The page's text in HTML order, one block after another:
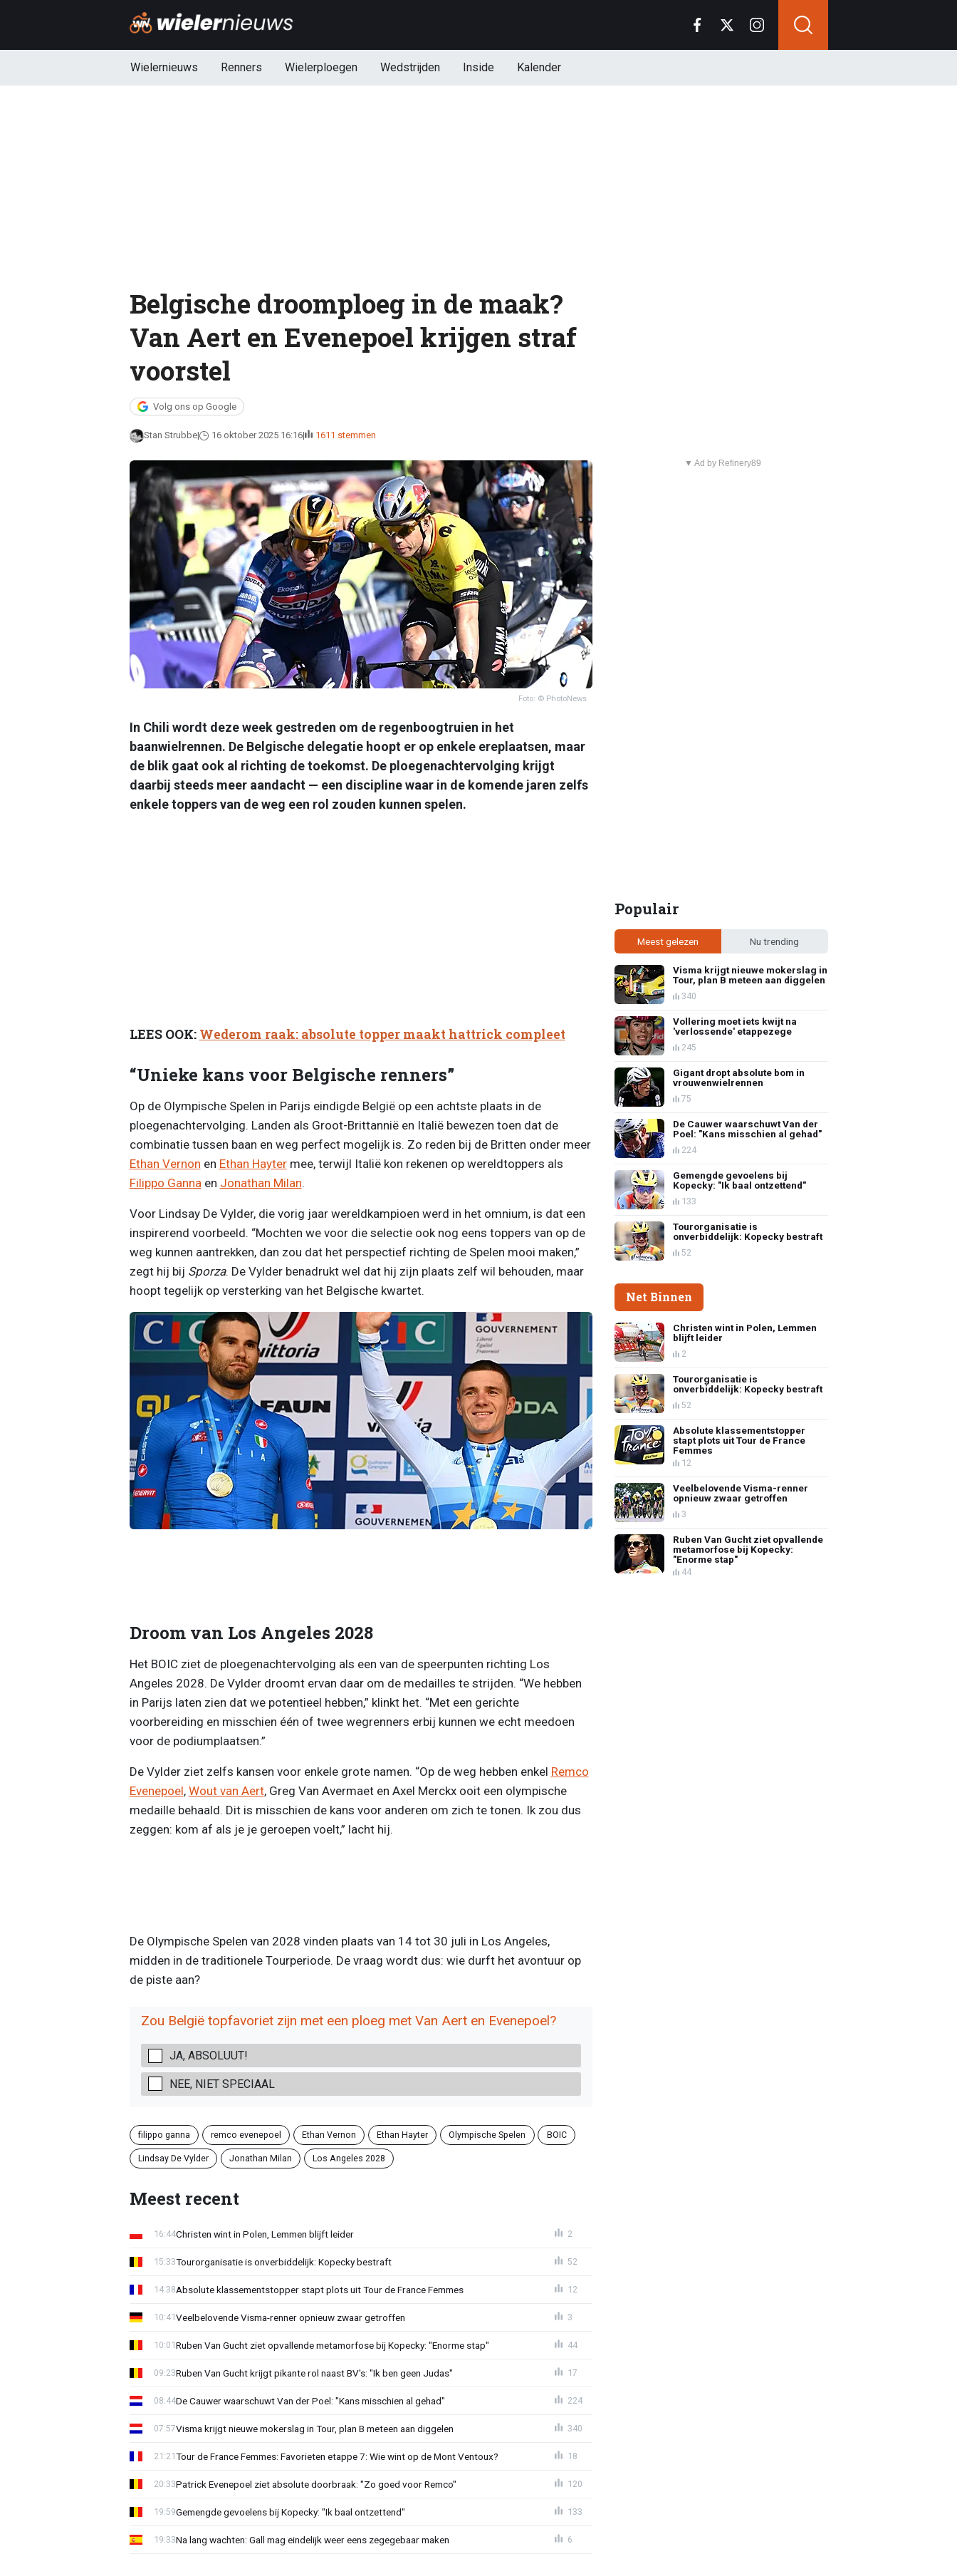
Wielernieuws Renners Wielerploegen Wedstrijden Inside Kalender
Belgische droomploeg in de maak?
Van Aert en Evenepoel krijgen straf
voorstel
Volg ons op Google
Stan Strubbe 16 oktober 2025 16:16 1611 stemmen
Foto: © PhotoNews
In Chili wordt deze week gestreden om de regenboogtruien in het
baanwielrennen. De Belgische delegatie hoopt er op enkele ereplaatsen, maar
de blik gaat ook al richting de toekomst. De ploegenachtervolging krijgt
daarbij steeds meer aandacht — een discipline waar in de komende jaren zelfs
enkele toppers van de weg een rol zouden kunnen spelen.
LEES OOK: Wederom raak: absolute topper maakt hattrick compleet
“Unieke kans voor Belgische renners”
Op de Olympische Spelen in Parijs eindigde België op een achtste plaats in de
ploegenachtervolging. Landen als Groot-Brittannië en Italië bewezen toen dat de
combinatie tussen baan en weg perfect mogelijk is. Zo reden bij de Britten onder meer
Ethan Vernon en Ethan Haytermee, terwijl Italië kon rekenen op wereldtoppers als
Filippo Ganna en Jonathan Milan.
Voor Lindsay De Vylder, die vorig jaar wereldkampioen werd in het omnium, is dat een
inspirerend voorbeeld. “Mochten we voor die selectie ook nog eens toppers van op de
weg kunnen aantrekken, dan zou dat het perspectief richting de Spelen mooi maken,”
zegt hij bij Sporza. De Vylder benadrukt wel dat hij zijn plaats zelf wil behouden, maar
hoopt tegelijk op versterking van het Belgische kwartet.
Droom van Los Angeles 2028
Het BOIC ziet de ploegenachtervolging als een van de speerpunten richting Los
Angeles 2028. De Vylder droomt ervan daar om de medailles te strijden. “We hebben
in Parijs laten zien dat we potentieel hebben,” klinkt het. “Met een gerichte
voorbereiding en misschien één of twee wegrenners erbij kunnen we echt meedoen
voor de podiumplaatsen.”
De Vylder ziet zelfs kansen voor enkele grote namen. “Op de weg hebben enkel Remco
Evenepoel, Wout van Aert, Greg Van Avermaet en Axel Merckx ooit een olympische
medaille behaald. Dit is misschien de kans voor anderen om zich te tonen. Ik zou dus
zeggen: kom af als je je geroepen voelt,” lacht hij.
De Olympische Spelen van 2028 vinden plaats van 14 tot 30 juli in Los Angeles,
midden in de traditionele Tourperiode. De vraag wordt dus: wie durft het avontuur op
de piste aan?
Zou België topfavoriet zijn met een ploeg met Van Aert en Evenepoel?
JA, ABSOLUUT!
NEE, NIET SPECIAAL
filippo ganna remco evenepoel Ethan Vernon Ethan Hayter Olympische Spelen BOIC
Lindsay De Vylder Jonathan Milan Los Angeles 2028
Meest recent
Christen wint in Polen, Lemmen blijft leider
16:44 2
Tourorganisatie is onverbiddelijk: Kopecky bestraft
15:33 52
Absolute klassementstopper stapt plots uit Tour de France Femmes
14:38 12
Veelbelovende Visma-renner opnieuw zwaar getroffen
10:41 3
Ruben Van Gucht ziet opvallende metamorfose bij Kopecky: "Enorme stap"
10:01 44
Ruben Van Gucht krijgt pikante rol naast BV's: "Ik ben geen Judas"
09:23 17
De Cauwer waarschuwt Van der Poel: "Kans misschien al gehad"
08:44 224
Visma krijgt nieuwe mokerslag in Tour, plan B meteen aan diggelen
07:57 340
Tour de France Femmes: Favorieten etappe 7: Wie wint op de Mont Ventoux?
21:21 18
Patrick Evenepoel ziet absolute doorbraak: "Zo goed voor Remco"
20:33 120
Gemengde gevoelens bij Kopecky: "Ik baal ontzettend"
19:59 133
Na lang wachten: Gall mag eindelijk weer eens zegegebaar maken
19:33 6
▼ Ad by Refinery89
Populair
Meest gelezen Nu trending
Visma krijgt nieuwe mokerslag in
Tour, plan B meteen aan diggelen
340
Vollering moet iets kwijt na
'verlossende' etappezege
245
Gigant dropt absolute bom in
vrouwenwielrennen
75
De Cauwer waarschuwt Van der
Poel: "Kans misschien al gehad"
224
Gemengde gevoelens bij
Kopecky: "Ik baal ontzettend"
133
Tourorganisatie is
onverbiddelijk: Kopecky bestraft
52
Net Binnen
Christen wint in Polen, Lemmen
blijft leider
2
Tourorganisatie is
onverbiddelijk: Kopecky bestraft
52
Absolute klassementstopper
stapt plots uit Tour de France
Femmes
12
Veelbelovende Visma-renner
opnieuw zwaar getroffen
3
Ruben Van Gucht ziet opvallende
metamorfose bij Kopecky:
"Enorme stap"
44